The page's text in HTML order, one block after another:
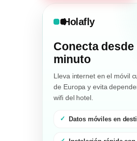
Holafly
Conecta
minuto
Lleva internet en el móvil
de Europa y evita
wifi del hotel.
Datos móviles en